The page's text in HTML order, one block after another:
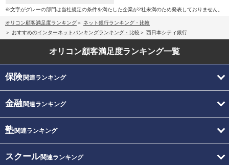
※文字がグレーの部門は当社規定の条件を満たした企業が2社未満のため発表しておりません。
オリコン顧客満足度ランキング
ネット銀行ランキング・比較
おすすめのインターネットバンキングランキング・比較
西日本シティ銀行
オリコン顧客満足度ランキング一覧
保険関連ランキング
金融関連ランキング
塾関連ランキング
スクール関連ランキング